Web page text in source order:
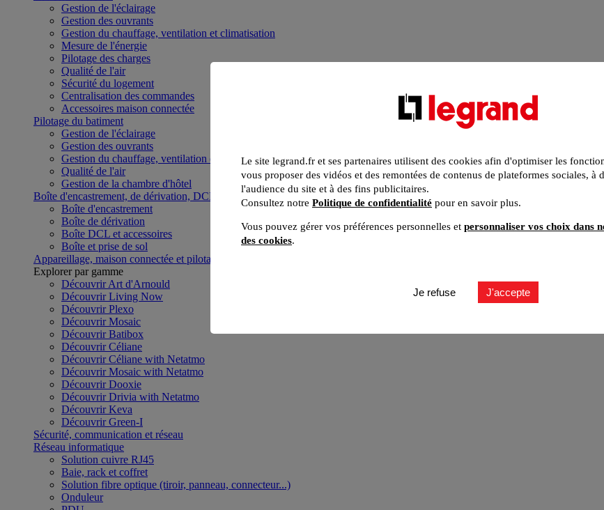
Gestion de l'éclairage
Gestion des ouvrants
Gestion du chauffage, ventilation et climatisation
Mesure de l'énergie
Pilotage des charges
Qualité de l'air
Sécurité du logement
Centralisation des commandes
Accessoires maison connectée
Pilotage du batiment
Gestion de l'éclairage
Gestion des ouvrants
Gestion du chauffage, ventilation et climatisation
Qualité de l'air
Gestion de la chambre d'hôtel
Boîte d'encastrement, de dérivation, DCL et boîte de sol
Boîte d'encastrement
Boîte de dérivation
Boîte DCL et accessoires
Boîte et prise de sol
Appareillage, maison connectée et pilotage du bâtiment
Explorer par gamme
Découvrir Art d'Arnould
Découvrir Living Now
Découvrir Plexo
Découvrir Mosaic
Découvrir Batibox
Découvrir Céliane
Découvrir Céliane with Netatmo
Découvrir Mosaic with Netatmo
Découvrir Dooxie
Découvrir Drivia with Netatmo
Découvrir Keva
Découvrir Green-I
Sécurité, communication et réseau
Réseau informatique
Solution cuivre RJ45
Baie, rack et coffret
Solution fibre optique (tiroir, panneau, connecteur...)
Onduleur
Le site legrand.fr et ses partenaires utilisent des cookies afin d'optimiser les
vous proposer des vidéos et des remontées de contenus de plateformes sociales, à
l'audience du site et à des fins publicitaires.
Consultez notre Politique de confidentialité pour en savoir plus.
Vous pouvez gérer vos préférences personnelles et personnaliser vos choix dans
des cookies.
Je refuse J'accepte